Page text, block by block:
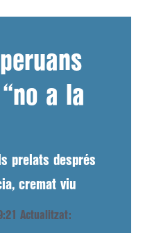
a la
prelats després
cremat viu
Actualitzat: